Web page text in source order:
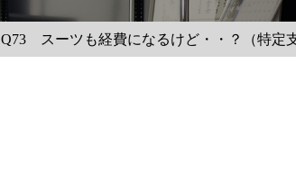
Q73 スーツも経費になるけど・・？（特定